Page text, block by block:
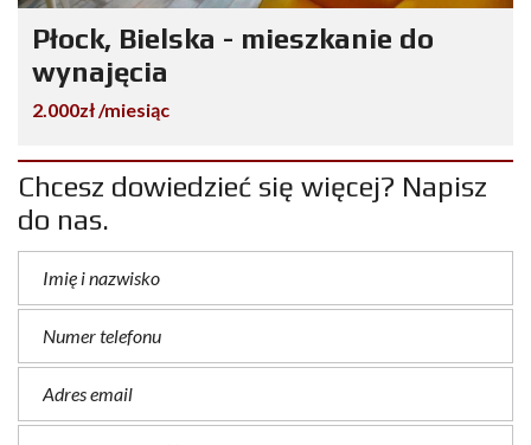
Płock, Bielska - mieszkanie do
wynajęcia
2.000zł /miesiąc
Chcesz dowiedzieć się więcej? Napisz
do nas.